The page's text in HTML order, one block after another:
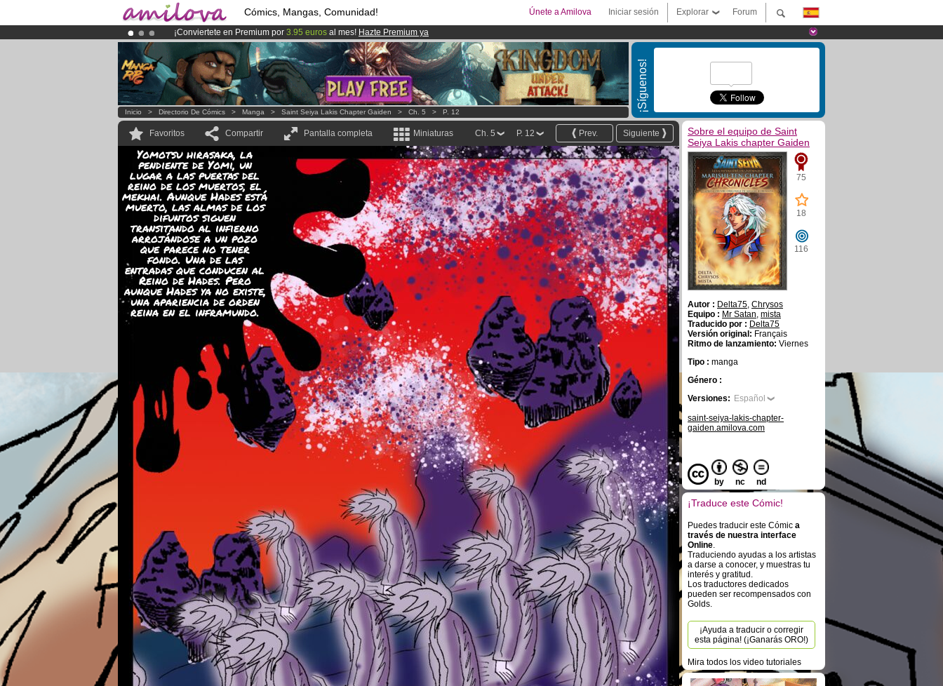
Cómics, Mangas, Comunidad! Forum
Explorar
Iniciar sesión
Únete a Amilova
¡Conviertete en Premium por 3.95 euros al mes! Hazte Premium ya
¡Ya tenemos 100000miembrosy 1000Cómics y Mangas!.
El Kickstarter Amilova está desormado lanzado!.
¡Síguenos!
Inicio > Directorio De Cómics > Manga > Saint Seiya Lakis Chapter Gaiden > Ch. 5 > P. 12
Favoritos Compartir Pantalla completa Miniaturas Siguiente
Prev.
P. 12
Ch. 5
Yomotsu hirasaka, la
pendiente de Yomi, un
lugar a las puertas del
reino de los muertos, el
mekhai. Aunque Hades está
muerto, las almas de los
difuntos siguen
transitando al infierno
arrojándose a un pozo
que parece no tener
fondo. Una de las
entradas que conducen al
Reino de Hades. Pero
aunque Hades ya no existe,
una apariencia de orden
reina en el inframundo.
Sobre el equipo de Saint
Seiya Lakis chapter Gaiden
75
18
116
Autor : Delta75, Chrysos
Equipo : Mr Satan, mista
Traducido por : Delta75
Versión original: Français
Ritmo de lanzamiento: Viernes
Tipo : manga
Género :
Versiones: Español
saint-seiya-lakis-chapter-
gaiden.amilova.com
by nc nd
¡Traduce este Cómic!
Puedes traducir este Cómic a
través de nuestra interface
Online.
Traduciendo ayudas a los artistas
a darse a conocer, y muestras tu
interés y gratitud.
Los traductores dedicados
pueden ser recompensados con
Golds.
¡Ayuda a traducir o corregir
esta página! (¡Ganarás ORO!)
Mira todos los video tutoriales